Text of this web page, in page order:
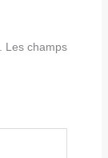
Les champs